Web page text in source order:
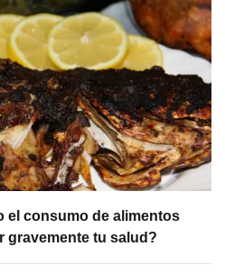
el consumo de alimentos
gravemente tu salud?